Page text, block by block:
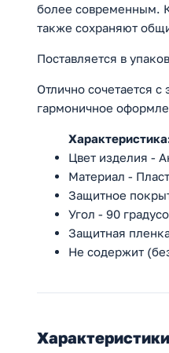
более современным.
также сохраняют
Поставляется в
Отлично сочетается
гармоничное
Цвет изделия -
Материал -
Защитное
Угол - 90
Защитная
Не содержит
Характеристики